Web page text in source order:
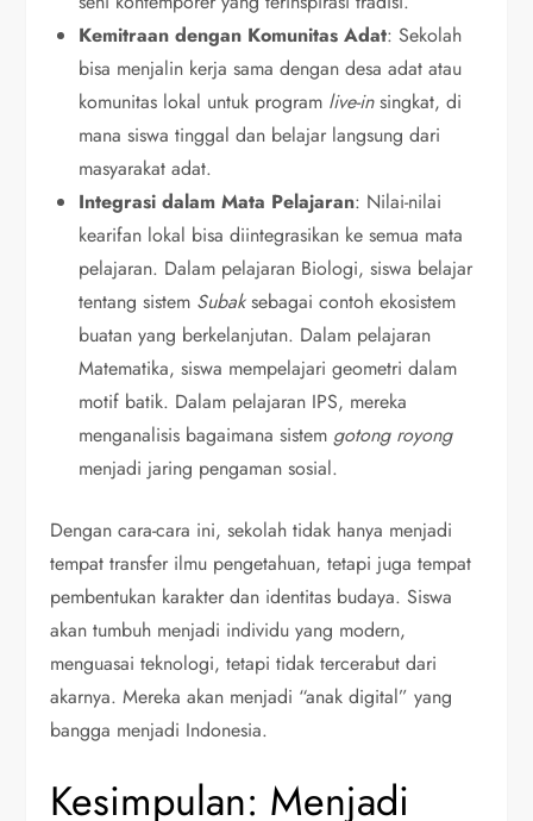
Kemitraan dengan Komunitas Adat: Sekolah
bisa menjalin kerja sama dengan desa adat atau
komunitas lokal untuk program live-insingkat, di
mana siswa tinggal dan belajar langsung dari
masyarakat adat.
Integrasi dalam Mata Pelajaran: Nilai-nilai
kearifan lokal bisa diintegrasikan ke semua mata
pelajaran. Dalam pelajaran Biologi, siswa belajar
tentang sistem Subaksebagai contoh ekosistem
buatan yang berkelanjutan. Dalam pelajaran
Matematika, siswa mempelajari geometri dalam
motif batik. Dalam pelajaran IPS, mereka
menganalisis bagaimana sistemgotong royong
menjadi jaring pengaman sosial.
Dengan cara-cara ini, sekolah tidak hanya menjadi
tempat transfer ilmu pengetahuan, tetapi juga tempat
pembentukan karakter dan identitas budaya. Siswa
akan tumbuh menjadi individu yang modern,
menguasai teknologi, tetapi tidak tercerabut dari
akarnya. Mereka akan menjadi “anak digital” yang
bangga menjadi Indonesia.
Kesimpulan: Menjadi